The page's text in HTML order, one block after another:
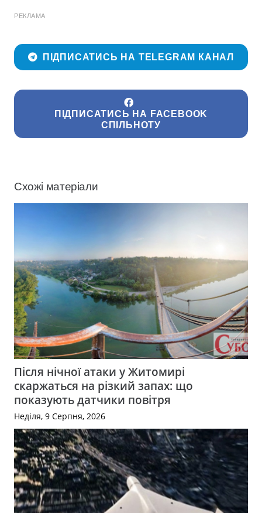
РЕКЛАМА
ПІДПИСАТИСЬ НА TELEGRAM КАНАЛ
ПІДПИСАТИСЬ НА FACEBOOK
СПІЛЬНОТУ
Схожі матеріали
Після нічної атаки у Житомирі
скаржаться на різкий запах: що
показують датчики повітря
Неділя, 9 Серпня, 2026